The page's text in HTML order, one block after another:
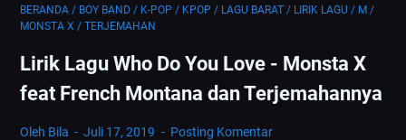
BERANDA / BOY BAND / K-POP / KPOP / LAGU BARAT / LIRIK LAGU / M /
MONSTA X / TERJEMAHAN
Lirik Lagu Who Do You Love - Monsta X
feat French Montana dan Terjemahannya
Oleh Bila Juli 17, 2019 Posting Komentar